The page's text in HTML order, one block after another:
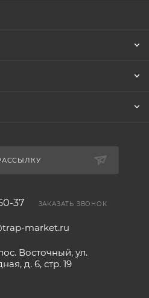
37 ЗАКАЗАТЬ ЗВОНОК
market.ru
Восточный, ул.
д. 6, стр. 19